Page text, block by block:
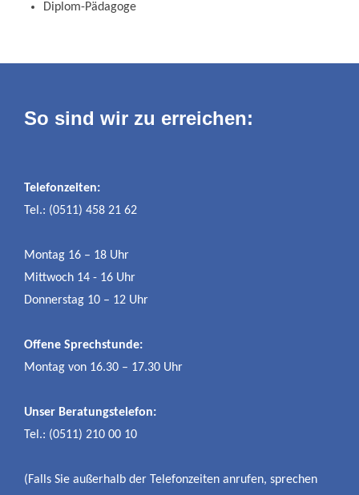
Diplom-Pädagoge
So sind wir zu erreichen:
Telefonzeiten:
Tel.: (0511) 458 21 62
Montag 16 – 18 Uhr
Mittwoch 14 - 16 Uhr
Donnerstag 10 – 12 Uhr
Offene Sprechstunde:
Montag von 16.30 – 17.30 Uhr
Unser Beratungstelefon:
Tel.: (0511) 210 00 10
(Falls Sie außerhalb der Telefonzeiten anrufen, sprechen